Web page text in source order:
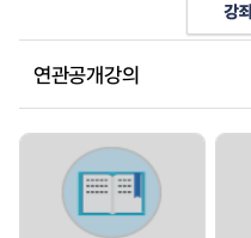
연관공개강의